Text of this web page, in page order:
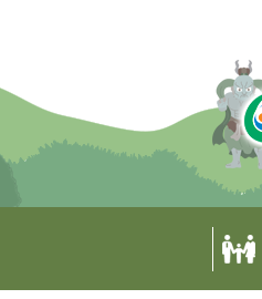
の
で
す
。
ー
ば
し
て